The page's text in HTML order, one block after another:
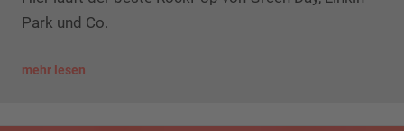
Park und Co.
mehr lesen